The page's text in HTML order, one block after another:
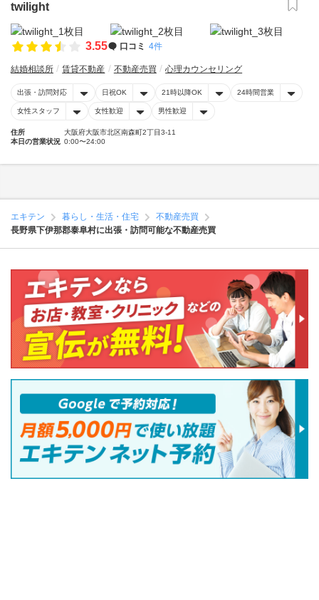
twilight
3.55 口コミ 4件
結婚相談所 賃貸不動産 不動産売買 心理カウンセリング
出張・訪問対応 日祝OK 21時以降OK 24時間営業
女性スタッフ 女性歓迎 男性歓迎
住所
大阪府大阪市北区南森町2丁目3-11
本日の営業状況 0:00〜24:00
エキテン 暮らし・生活・住宅
不動産売買
長野県下伊那郡泰阜村に出張・訪問可能な不動産売買